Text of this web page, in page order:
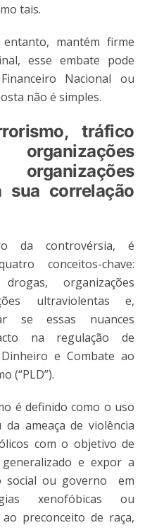
tais.
mantém firme
esse embate pode
Nacional ou
não é simples.
tráfico
sua correlação
da controvérsia, é
conceitos-chave:
organizações
ultraviolentas e,
se essas nuances
na regulação de
e Combate ao
(“PLD”).
é definido como o uso
ameaça de violência
com o objetivo de
e expor a
social ou governo em
xenofóbicas ou
preconceito de raça,